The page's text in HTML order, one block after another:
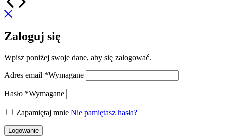
Zaloguj się
Wpisz poniżej swoje dane, aby się zalogować.
Adres email *Wymagane
Hasło *Wymagane
Zapamiętaj mnie Nie pamiętasz hasła?
Logowanie